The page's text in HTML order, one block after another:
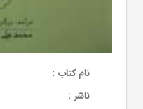
نام کتاب :
ناشر :